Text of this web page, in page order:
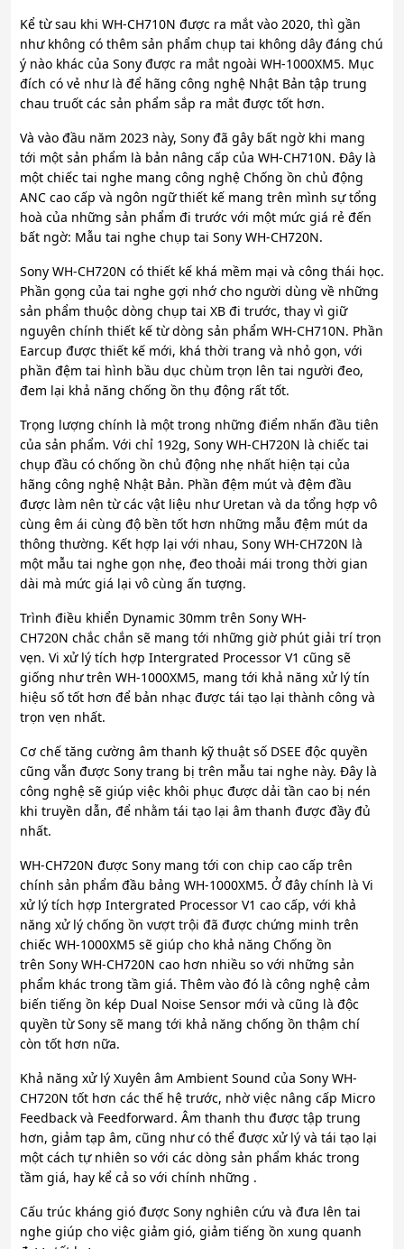
Kể từ sau khi WH-CH710N được ra mắt vào 2020, thì gần
như không có thêm sản phẩm chụp tai không dây đáng chú
ý nào khác của Sony được ra mắt ngoài WH-1000XM5. Mục
đích có vẻ như là để hãng công nghệ Nhật Bản tập trung
chau truốt các sản phẩm sắp ra mắt được tốt hơn.
Và vào đầu năm 2023 này, Sony đã gây bất ngờ khi mang
tới một sản phẩm là bản nâng cấp của WH-CH710N. Đây là
một chiếc tai nghe mang công nghệ Chống ồn chủ động
ANC cao cấp và ngôn ngữ thiết kế mang trên mình sự tổng
hoà của những sản phẩm đi trước với một mức giá rẻ đến
bất ngờ: Mẫu tai nghe chụp tai Sony WH-CH720N.
Sony WH-CH720N có thiết kế khá mềm mại và công thái học.
Phần gọng của tai nghe gợi nhớ cho người dùng về những
sản phẩm thuộc dòng chụp tai XB đi trước, thay vì giữ
nguyên chính thiết kế từ dòng sản phẩm WH-CH710N. Phần
Earcup được thiết kế mới, khá thời trang và nhỏ gọn, với
phần đệm tai hình bầu dục chùm trọn lên tai người đeo,
đem lại khả năng chống ồn thụ động rất tốt.
Trọng lượng chính là một trong những điểm nhấn đầu tiên
của sản phẩm. Với chỉ 192g, Sony WH-CH720N là chiếc tai
chụp đầu có chống ồn chủ động nhẹ nhất hiện tại của
hãng công nghệ Nhật Bản. Phần đệm mút và đệm đầu
được làm nên từ các vật liệu như Uretan và da tổng hợp vô
cùng êm ái cùng độ bền tốt hơn những mẫu đệm mút da
thông thường. Kết hợp lại với nhau, Sony WH-CH720N là
một mẫu tai nghe gọn nhẹ, đeo thoải mái trong thời gian
dài mà mức giá lại vô cùng ấn tượng.
Trình điều khiển Dynamic 30mm trên Sony WH-
CH720N chắc chắn sẽ mang tới những giờ phút giải trí trọn
vẹn. Vi xử lý tích hợp Intergrated Processor V1 cũng sẽ
giống như trên WH-1000XM5, mang tới khả năng xử lý tín
hiệu số tốt hơn để bản nhạc được tái tạo lại thành công và
trọn vẹn nhất.
Cơ chế tăng cường âm thanh kỹ thuật số DSEE độc quyền
cũng vẫn được Sony trang bị trên mẫu tai nghe này. Đây là
công nghệ sẽ giúp việc khôi phục được dải tần cao bị nén
khi truyền dẫn, để nhằm tái tạo lại âm thanh được đầy đủ
nhất.
WH-CH720N được Sony mang tới con chip cao cấp trên
chính sản phẩm đầu bảng WH-1000XM5. Ở đây chính là Vi
xử lý tích hợp Intergrated Processor V1 cao cấp, với khả
năng xử lý chống ồn vượt trội đã được chứng minh trên
chiếc WH-1000XM5 sẽ giúp cho khả năng Chống ồn
trên Sony WH-CH720N cao hơn nhiều so với những sản
phẩm khác trong tầm giá. Thêm vào đó là công nghệ cảm
biến tiếng ồn kép Dual Noise Sensor mới và cũng là độc
quyền từ Sony sẽ mang tới khả năng chống ồn thậm chí
còn tốt hơn nữa.
Khả năng xử lý Xuyên âm Ambient Sound của Sony WH-
CH720N tốt hơn các thế hệ trước, nhờ việc nâng cấp Micro
Feedback và Feedforward. Âm thanh thu được tập trung
hơn, giảm tạp âm, cũng như có thể được xử lý và tái tạo lại
một cách tự nhiên so với các dòng sản phẩm khác trong
tầm giá, hay kể cả so với chính những .
Cấu trúc kháng gió được Sony nghiên cứu và đưa lên tai
nghe giúp cho việc giảm gió, giảm tiếng ồn xung quanh